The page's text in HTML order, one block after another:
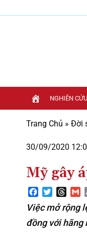
qua
NGHIÊN
Trang Chủ » Đời
30/09/2020
Mỹ gây
Facebook
Twitter
Việc mở rộng
đồng với hãng